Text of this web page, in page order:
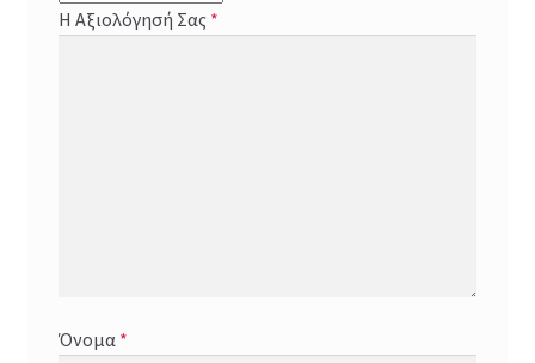
Η Αξιολόγησή Σας *
Όνομα *